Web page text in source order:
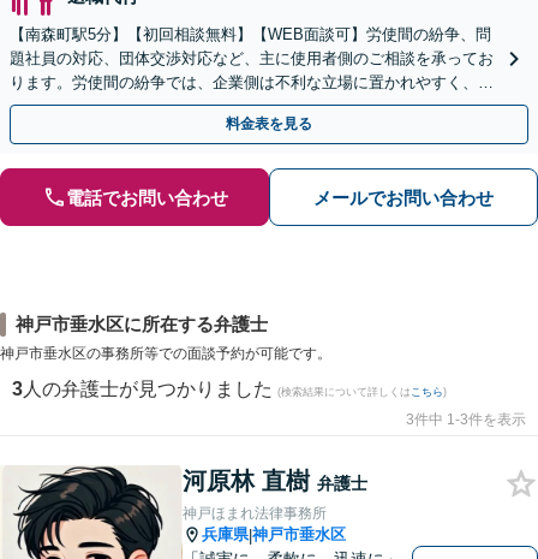
【南森町駅5分】【初回相談無料】【WEB面談可】労使間の紛争、問
題社員の対応、団体交渉対応など、主に使用者側のご相談を承ってお
ります。労使間の紛争では、企業側は不利な立場に置かれやすく、適
切な対応が必要です。お早めに弁護士にご相談ください。
料金表を見る
電話でお問い合わせ メールでお問い合わせ
神戸市垂水区に所在する弁護士
神戸市垂水区の事務所等での面談予約が可能です。
3 人の弁護士が見つかりました (検索結果について詳しくは こちら)
3件中 1-3件を表示
河原林 直樹 弁護士
神戸ほまれ法律事務所
兵庫県|神戸市垂水区